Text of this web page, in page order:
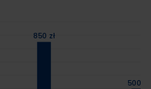
850 zł
500 zł